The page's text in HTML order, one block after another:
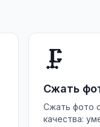
🗜️
Сжать
Сжать фото
качества: